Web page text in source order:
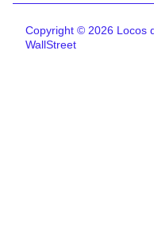
Copyright © 2026 Locos
WallStreet